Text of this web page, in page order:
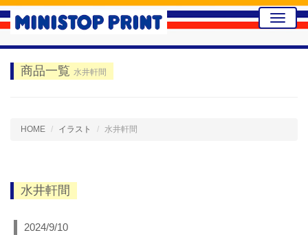
Toggle
商品一覧 水井軒間
HOME イラスト 水井軒間
水井軒間
2024/9/10